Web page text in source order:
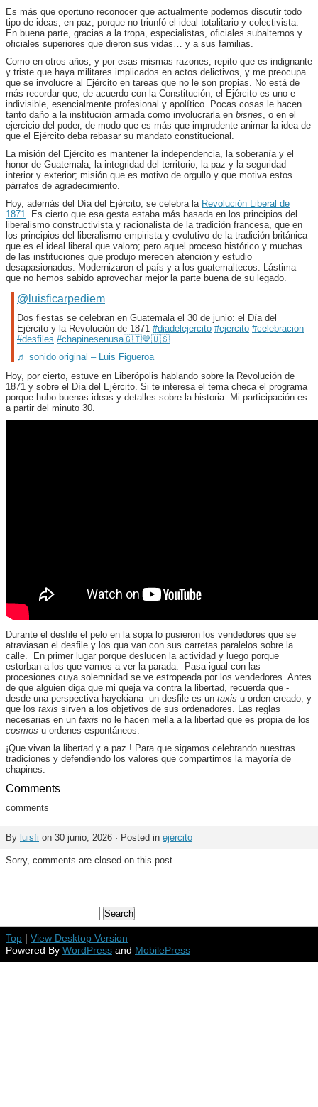
Es más que oportuno reconocer que actualmente podemos discutir todo
tipo de ideas, en paz, porque no triunfó el ideal totalitario y colectivista.
En buena parte, gracias a la tropa, especialistas, oficiales subalternos y
oficiales superiores que dieron sus vidas… y a sus familias.
Como en otros años, y por esas mismas razones, repito que es indignante
y triste que haya militares implicados en actos delictivos, y me preocupa
que se involucre al Ejército en tareas que no le son propias. No está de
más recordar que, de acuerdo con la Constitución, el Ejército es uno e
indivisible, esencialmente profesional y apolítico. Pocas cosas le hacen
tanto daño a la institución armada como involucrarla en bisnes, o en el
ejercicio del poder, de modo que es más que imprudente animar la idea de
que el Ejército deba rebasar su mandato constitucional.
La misión del Ejército es mantener la independencia, la soberanía y el
honor de Guatemala, la integridad del territorio, la paz y la seguridad
interior y exterior; misión que es motivo de orgullo y que motiva estos
párrafos de agradecimiento.
Hoy, además del Día del Ejército, se celebra la Revolución Liberal de
1871. Es cierto que esa gesta estaba más basada en los principios del
liberalismo constructivista y racionalista de la tradición francesa, que en
los principios del liberalismo empirista y evolutivo de la tradición británica
que es el ideal liberal que valoro; pero aquel proceso histórico y muchas
de las instituciones que produjo merecen atención y estudio
desapasionados. Modernizaron el país y a los guatemaltecos. Lástima
que no hemos sabido aprovechar mejor la parte buena de su legado.
@luisficarpediem
Dos fiestas se celebran en Guatemala el 30 de junio: el Día del
Ejército y la Revolución de 1871 #diadelejercito #ejercito #celebracion
#desfiles #chapinesenusa🇬🇹💙🇺🇸
♬ sonido original – Luis Figueroa
Hoy, por cierto, estuve en Liberópolis hablando sobre la Revolución de
1871 y sobre el Día del Ejército. Si te interesa el tema checa el programa
porque hubo buenas ideas y detalles sobre la historia. Mi participación es
a partir del minuto 30.
Durante el desfile el pelo en la sopa lo pusieron los vendedores que se
atraviasan el desfile y los qua van con sus carretas paralelos sobre la
calle. En primer lugar porque deslucen la actividad y luego porque
estorban a los que vamos a ver la parada. Pasa igual con las
procesiones cuya solemnidad se ve estropeada por los vendedores. Antes
de que alguien diga que mi queja va contra la libertad, recuerda que -
desde una perspectiva hayekiana- un desfile es un taxis u orden creado; y
que los taxis sirven a los objetivos de sus ordenadores. Las reglas
necesarias en un taxis no le hacen mella a la libertad que es propia de los
cosmos u ordenes espontáneos.
¡Que vivan la libertad y a paz ! Para que sigamos celebrando nuestras
tradiciones y defendiendo los valores que compartimos la mayoría de
chapines.
Comments
comments
By luisfi on 30 junio, 2026 · Posted in ejército
Sorry, comments are closed on this post.
Top | View Desktop Version
Powered By WordPress and MobilePress